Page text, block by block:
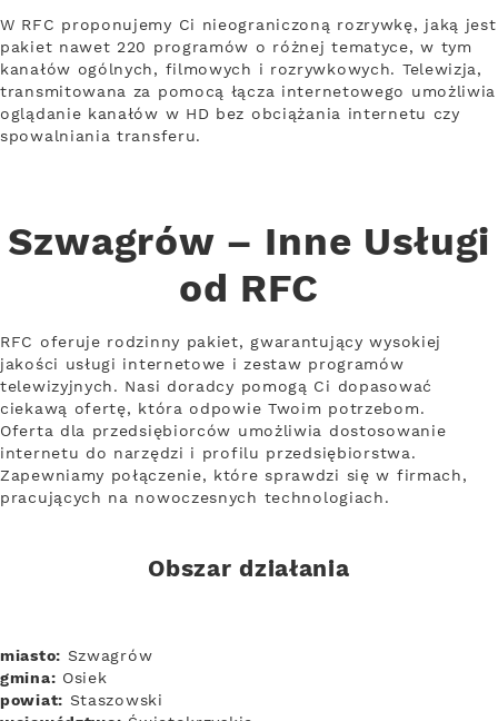
W RFC proponujemy Ci nieograniczoną rozrywkę, jaką jest
pakiet nawet 220 programów o różnej tematyce, w tym
kanałów ogólnych, filmowych i rozrywkowych. Telewizja,
transmitowana za pomocą łącza internetowego umożliwia
oglądanie kanałów w HD bez obciążania internetu czy
spowalniania transferu.
Szwagrów – Inne Usługi
od RFC
RFC oferuje rodzinny pakiet, gwarantujący wysokiej
jakości usługi internetowe i zestaw programów
telewizyjnych. Nasi doradcy pomogą Ci dopasować
ciekawą ofertę, która odpowie Twoim potrzebom.
Oferta dla przedsiębiorców umożliwia dostosowanie
internetu do narzędzi i profilu przedsiębiorstwa.
Zapewniamy połączenie, które sprawdzi się w firmach,
pracujących na nowoczesnych technologiach.
Obszar działania
miasto: Szwagrów
gmina: Osiek
powiat: Staszowski